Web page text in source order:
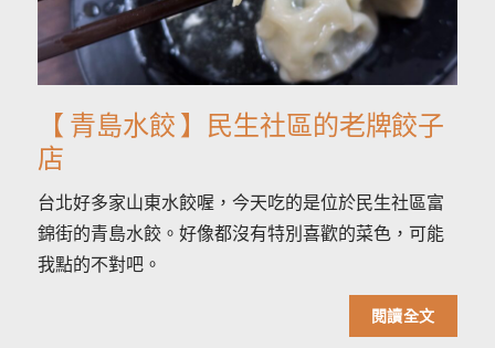
【 青島水餃 】民生社區的老牌餃子
店
台北好多家山東水餃喔，今天吃的是位於民生社區富
錦街的青島水餃。好像都沒有特別喜歡的菜色，可能
我點的不對吧。
閱讀全文